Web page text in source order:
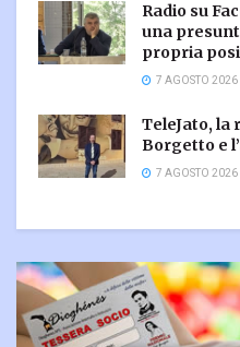
Radio su
una
propria
7 AGOSTO 2026
TeleJato, la
Borgetto e
7 AGOSTO 2026